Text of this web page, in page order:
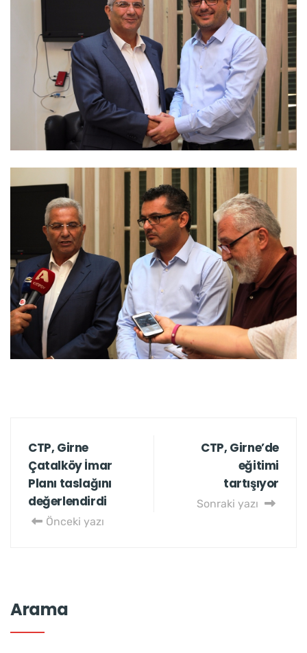
CTP, Girne
Çatalköy İmar
Planı taslağını
değerlendirdi
Önceki yazı
CTP, Girne’de
eğitimi
tartışıyor
Sonraki yazı
Arama